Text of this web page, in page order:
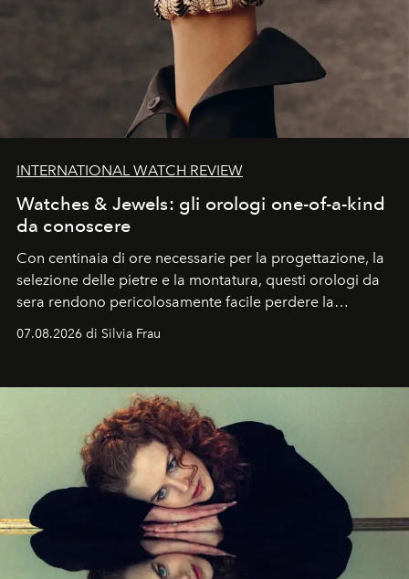
INTERNATIONAL WATCH REVIEW
Watches & Jewels: gli orologi one-of-a-kind
da conoscere
Con centinaia di ore necessarie per la progettazione, la
selezione delle pietre e la montatura, questi orologi da
sera rendono pericolosamente facile perdere la
07.08.2026 di Silvia Frau